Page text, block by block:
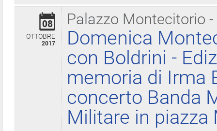
Palazzo Montecitorio
08
OTTOBRE
2017
Domenica
con Boldrini -
memoria di Irma
concerto Banda
Militare in